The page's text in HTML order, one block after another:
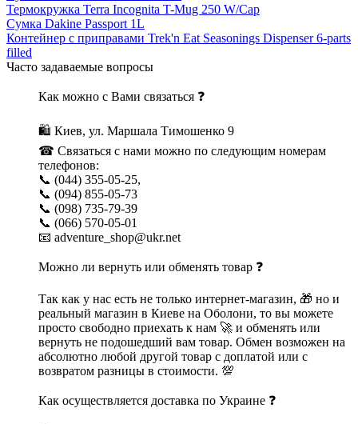
Термокружка Terra Incognita T-Mug 250 W/Cap
Сумка Dakine Passport 1L
Контейнер с приправами Trek'n Eat Seasonings Dispenser 6-parts
filled
Часто задаваемые вопросы
Как можно с Вами связаться ❓
🛍 Киев, ул. Маршала Тимошенко 9
☎ Связаться с нами можно по следующим номерам
телефонов:
📞 (044) 355-05-25,
📞 (094) 855-05-73
📞 (098) 735-79-39
📞 (066) 570-05-01
📧 adventure_shop@ukr.net
Можно ли вернуть или обменять товар ❓
Так как у нас есть не только интернет-магазин, 🎁 но и
реальный магазин в Киеве на Оболони, то вы можете
просто свободно приехать к нам 🚀 и обменять или
вернуть не подошедший вам товар. Обмен возможен на
абсолютно любой другой товар с доплатой или с
возвратом разницы в стоимости. 💯
Как осуществляется доставка по Украине ❓